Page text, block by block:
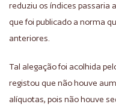
reduziu os índices passaria
que foi publicado a norma
anteriores.
Tal alegação foi acolhida
registou que não houve
alíquotas, pois não houve